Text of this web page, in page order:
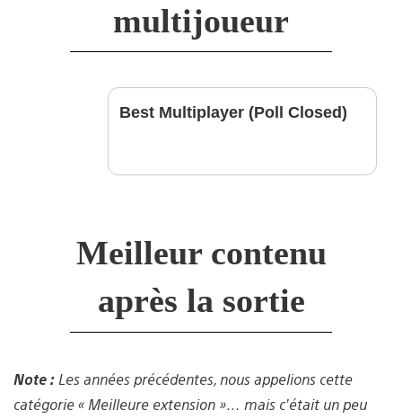
multijoueur
Best Multiplayer (Poll Closed)
Meilleur contenu
après la sortie
Note : Les années précédentes, nous appelions cette
catégorie « Meilleure extension »… mais c’était un peu